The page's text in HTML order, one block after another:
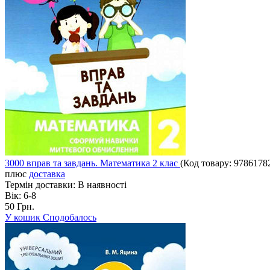
3000 вправ та завдань. Математика 2 клас (Код товару:
плюс доставка
Термін доставки: В наявності
Вік: 6-8
50 Грн.
У кошик Сподобалось